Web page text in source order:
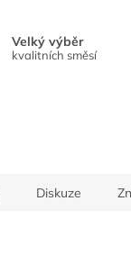
Velký výběr
kvalitních směsí
Diskuze